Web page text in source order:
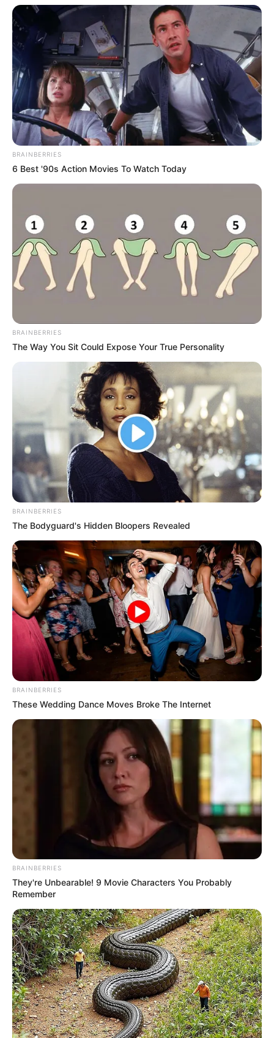
BRAINBERRIES
6 Best '90s Action Movies To Watch Today
BRAINBERRIES
The Way You Sit Could Expose Your True Personality
BRAINBERRIES
The Bodyguard's Hidden Bloopers Revealed
BRAINBERRIES
These Wedding Dance Moves Broke The Internet
BRAINBERRIES
They're Unbearable! 9 Movie Characters You Probably
Remember